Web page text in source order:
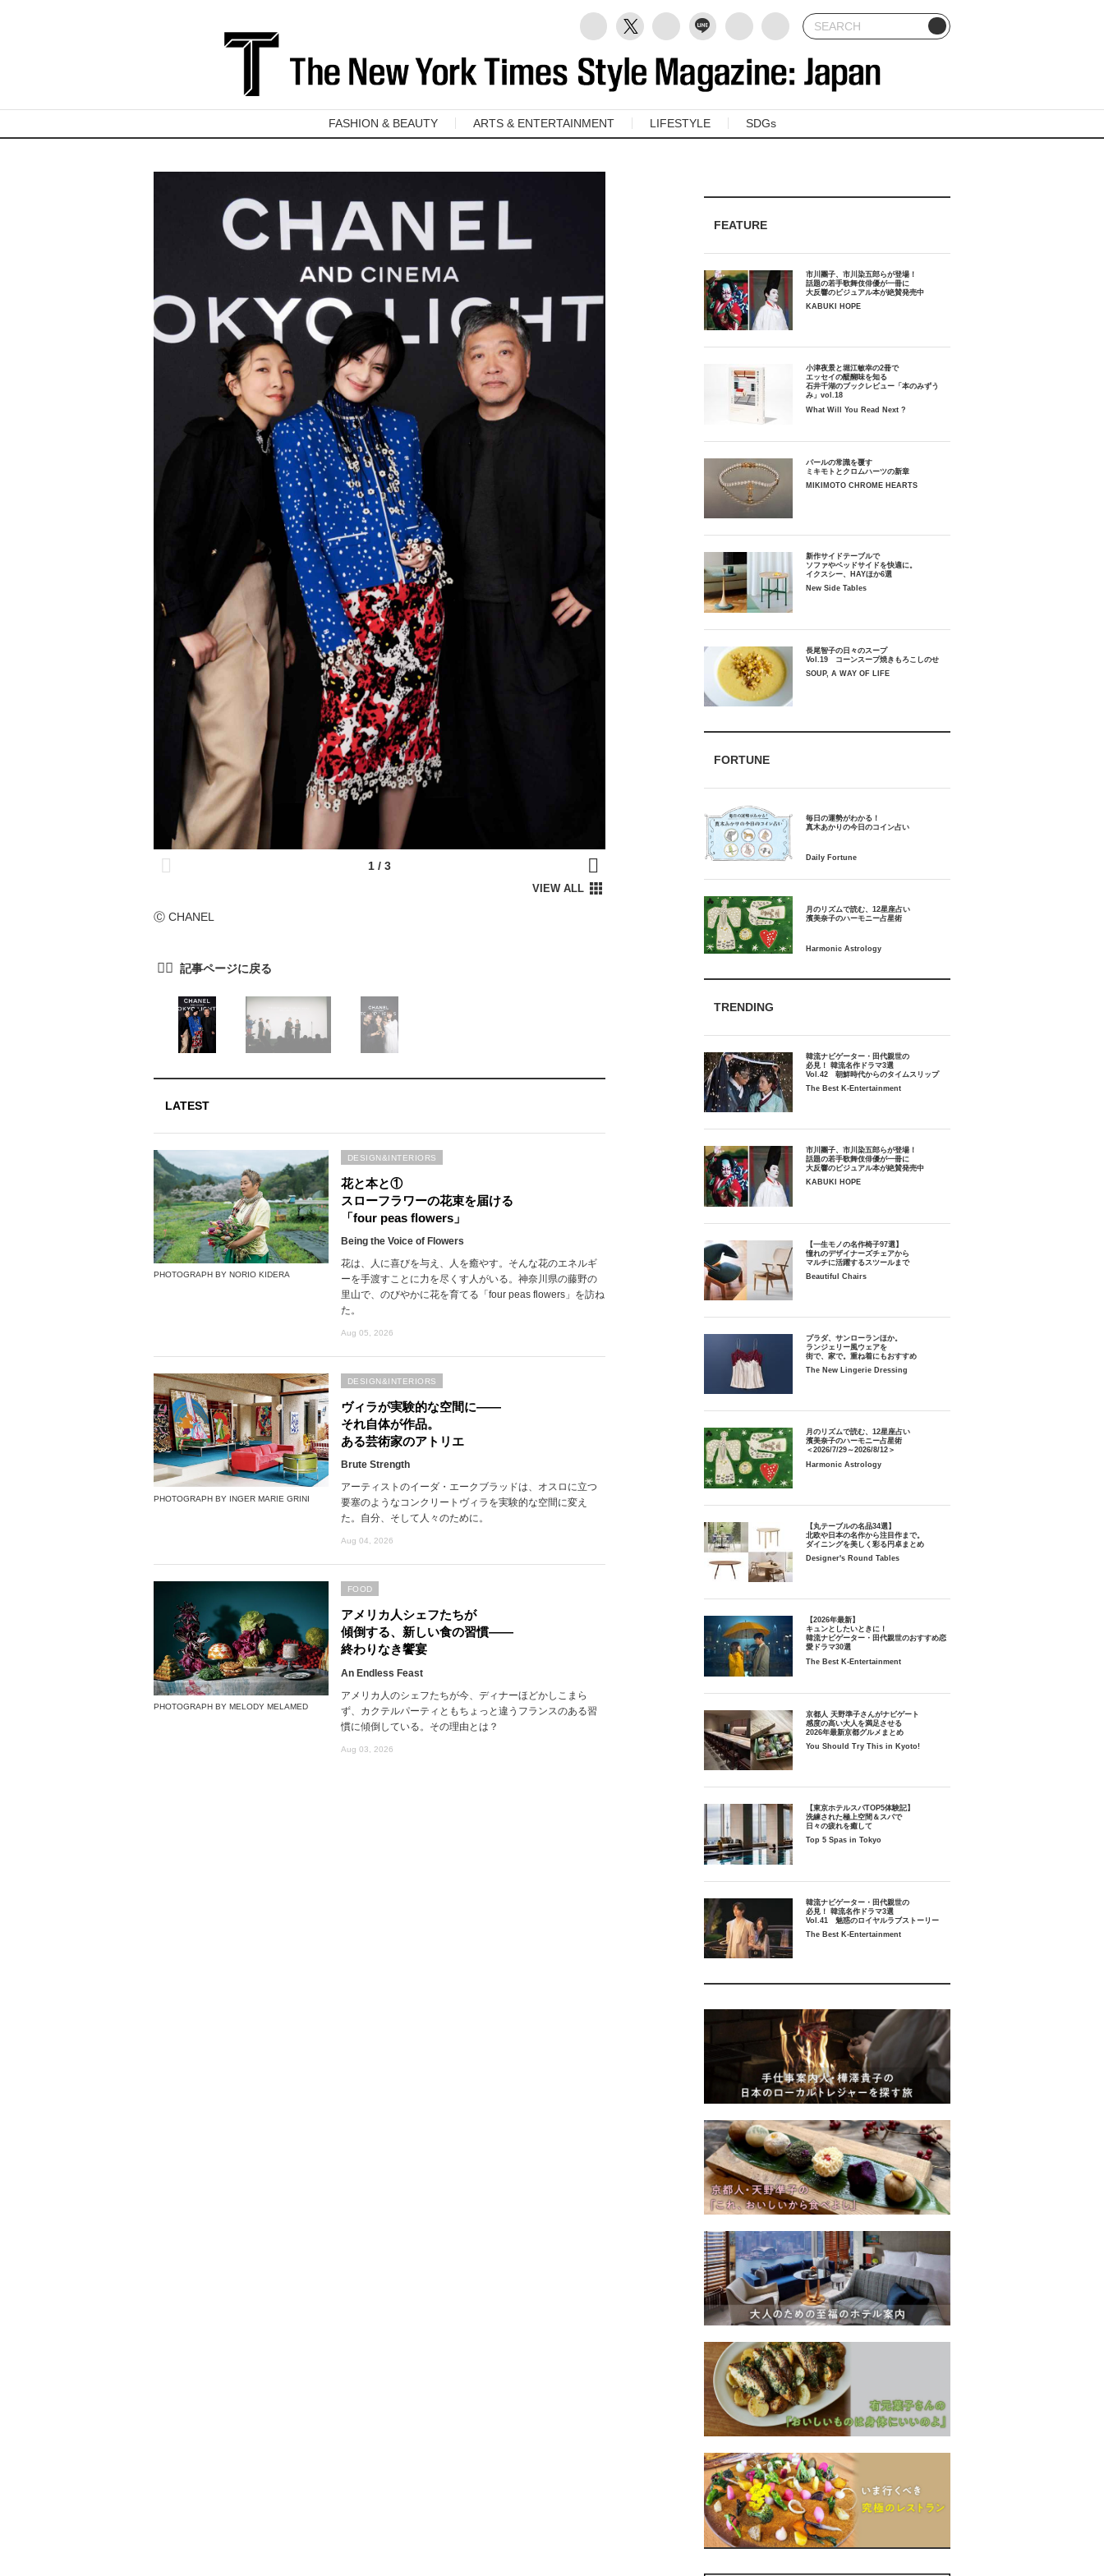
FASHION & BEAUTY ARTS & ENTERTAINMENT LIFESTYLE SDGs
Ⓒ CHANEL
LATEST
PHOTOGRAPH BY NORIO KIDERA
花と本と①
スローフラワーの花束を届ける
「four peas flowers」
Being the Voice of Flowers
花は、人に喜びを与え、人を癒やす。そんな花のエネルギ
ーを手渡すことに力を尽くす人がいる。神奈川県の藤野の
里山で、のびやかに花を育てる「four peas flowers」を訪ね
た。
Aug 05, 2026
DESIGN&INTERIORS
PHOTOGRAPH BY INGER MARIE GRINI
ヴィラが実験的な空間に――
それ自体が作品。
ある芸術家のアトリエ
Brute Strength
アーティストのイーダ・エークブラッドは、オスロに立つ
要塞のようなコンクリートヴィラを実験的な空間に変え
た。自分、そして人々のために。
Aug 04, 2026
DESIGN&INTERIORS
PHOTOGRAPH BY MELODY MELAMED
アメリカ人シェフたちが
傾倒する、新しい食の習慣――
終わりなき饗宴
An Endless Feast
アメリカ人のシェフたちが今、ディナーほどかしこまら
ず、カクテルパーティともちょっと違うフランスのある習
慣に傾倒している。その理由とは？
Aug 03, 2026
FOOD
FEATURE
市川團子、市川染五郎らが登場！
話題の若手歌舞伎俳優が一冊に
大反響のビジュアル本が絶賛発売中
KABUKI HOPE
小津夜景と堀江敏幸の2冊で
エッセイの醍醐味を知る
石井千湖のブックレビュー「本のみずう
み」vol.18
What Will You Read Next ?
パールの常識を覆す
ミキモトとクロムハーツの新章
MIKIMOTO CHROME HEARTS
新作サイドテーブルで
ソファやベッドサイドを快適に。
イクスシー、HAYほか6選
New Side Tables
長尾智子の日々のスープ
Vol.19 コーンスープ焼きもろこしのせ
SOUP, A WAY OF LIFE
FORTUNE
毎日の運勢がわかる！
月のリズムで読む、12星座占い
TRENDING
韓流ナビゲーター・田代親世の
必見！ 韓流名作ドラマ3選
Vol.42 朝鮮時代からのタイムスリップ
The Best K-Entertainment
市川團子、市川染五郎らが登場！
話題の若手歌舞伎俳優が一冊に
大反響のビジュアル本が絶賛発売中
KABUKI HOPE
【一生モノの名作椅子97選】
憧れのデザイナーズチェアから
マルチに活躍するスツールまで
Beautiful Chairs
プラダ、サンローランほか。
ランジェリー風ウェアを
街で、家で。重ね着にもおすすめ
The New Lingerie Dressing
月のリズムで読む、12星座占い
濱美奈子のハーモニー占星術
＜2026/7/29～2026/8/12＞
Harmonic Astrology
【丸テーブルの名品34選】
北欧や日本の名作から注目作まで。
ダイニングを美しく彩る円卓まとめ
Designer's Round Tables
【2026年最新】
キュンとしたいときに！
韓流ナビゲーター・田代親世のおすすめ恋
愛ドラマ30選
The Best K-Entertainment
京都人 天野準子さんがナビゲート
感度の高い大人を満足させる
2026年最新京都グルメまとめ
You Should Try This in Kyoto!
【東京ホテルスパTOP5体験記】
洗練された極上空間＆スパで
日々の疲れを癒して
Top 5 Spas in Tokyo
韓流ナビゲーター・田代親世の
必見！ 韓流名作ドラマ3選
Vol.41 魅惑のロイヤルラブストーリー
The Best K-Entertainment